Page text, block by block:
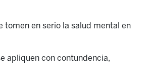
tomen en serio la salud mental en
apliquen con contundencia,